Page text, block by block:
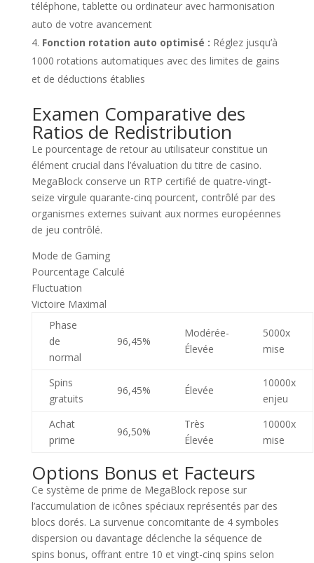
téléphone, tablette ou ordinateur avec harmonisation
auto de votre avancement
Fonction rotation auto optimisé : Réglez jusqu’à
1000 rotations automatiques avec des limites de gains
et de déductions établies
Examen Comparative des
Ratios de Redistribution
Le pourcentage de retour au utilisateur constitue un
élément crucial dans l’évaluation du titre de casino.
MegaBlock conserve un RTP certifié de quatre-vingt-
seize virgule quarante-cinq pourcent, contrôlé par des
organismes externes suivant aux normes européennes
de jeu contrôlé.
Mode de Gaming
Pourcentage Calculé
Fluctuation
Victoire Maximal
Phase
de
normal
96,45%
Modérée-
Élevée
5000x
mise
Spins
gratuits
96,45% Élevée
10000x
enjeu
Achat
prime
96,50%
Très
Élevée
10000x
mise
Options Bonus et Facteurs
Ce système de prime de MegaBlock repose sur
l’accumulation de icônes spéciaux représentés par des
blocs dorés. La survenue concomitante de 4 symboles
dispersion ou davantage déclenche la séquence de
spins bonus, offrant entre 10 et vingt-cinq spins selon